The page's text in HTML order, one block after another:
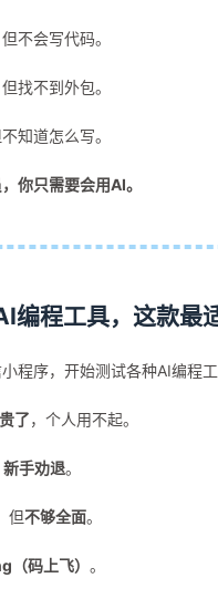
不会写代码。
找不到外包。
知道怎么写。
你只需要会用AI。
编程工具，这款最
程序，开始测试各种AI编程工
了，个人用不起。
新手劝退。
但不够全面。
码上飞） 。